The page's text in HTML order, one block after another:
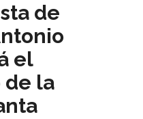
de
el
de la